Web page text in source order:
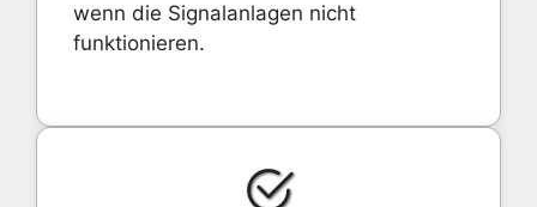
wenn die Signalanlagen nicht
funktionieren.